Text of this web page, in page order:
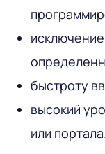
быстроту
высокий
или портала.